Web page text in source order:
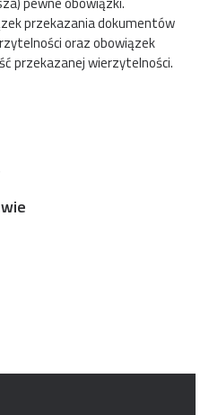
przekazania dokumentów
oraz obowiązek
przekazanej wierzytelności.